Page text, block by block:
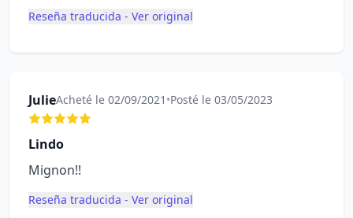
Reseña traducida - Ver original
JulieAcheté le 02/09/2021 •Posté le 03/05/2023
Lindo
Mignon!!
Reseña traducida - Ver original